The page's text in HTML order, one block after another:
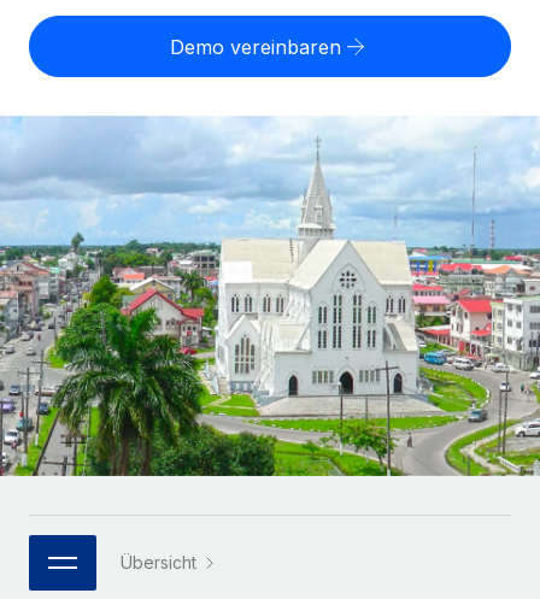
Contractor of Record
Rechtssichere, weltweite Arbeit mit Freelancer:innen
Globales Onboarding und Verwalten von
Freelancer:innen
PEO
Auslagern von komplexen HR-Aufgaben
INFRASTRUKTUR
Remote Embedded
Nahtlose Integration der HR in bestehende Abläufe
Plattform
Integrierte HR-Kernfunktionen für dein Team
MCP
Einfache Einstellung in allen US-Bundesstaaten
WACHSTUMSPHASE
Startups
Agile HR- und Payroll-Lösungen für wachsende
Unternehmen
Mittelstand
Maßgeschneiderte HR-Lösungen, um Teams zu
vergrößern
Enterprise
Globale HR für Konzerne und Großunternehmen
PARTNER WERDEN
Personalkostenrechner
Gesamtbeschäftigungskosten
Honorarzahlungen berechnen
Informationen zu möglichen Währungen und
Abwicklungsfristen für globale Freelancer:innen
LERNEN MIT REMOTE
Forschung und Leitfäden
Fallstudien
HR-Glossar
Bibliothek für Stellenbeschreibungen
Nederlands
Français
Deutsch
Español
Italiano
Português (Portugal)
한국어
Anmelden
Demo vereinbaren
Übersicht